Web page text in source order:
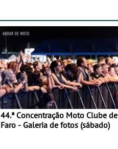
44.ª Concentração Moto Clube de
Faro - Galeria de fotos (sábado)